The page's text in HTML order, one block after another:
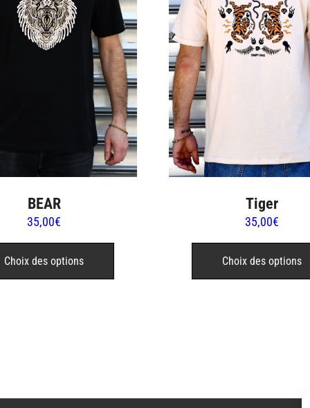
choisies
sur
la
page
du
produit
BEAR
35,00€
Choix des options
Ce
a
être
Tiger
35,00€
Choix des options